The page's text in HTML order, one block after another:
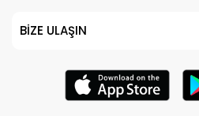
BİZE ULAŞIN